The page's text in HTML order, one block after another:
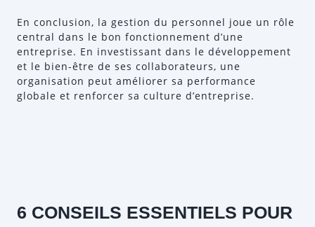
En conclusion, la gestion du personnel joue un rôle
central dans le bon fonctionnement d’une
entreprise. En investissant dans le développement
et le bien-être de ses collaborateurs, une
organisation peut améliorer sa performance
globale et renforcer sa culture d’entreprise.
6 CONSEILS ESSENTIELS POUR